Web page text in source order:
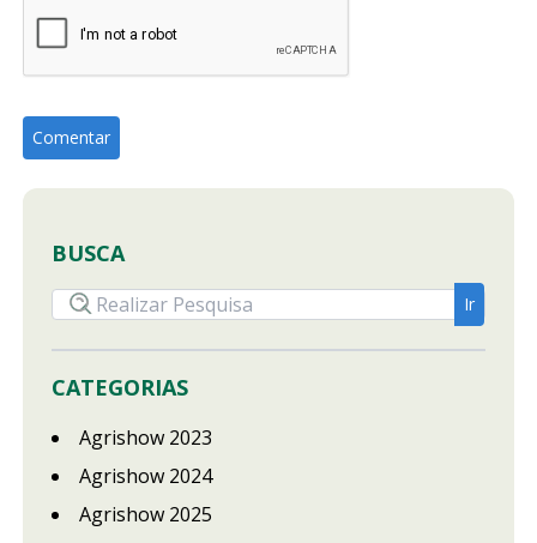
BUSCA
CATEGORIAS
Agrishow 2023
Agrishow 2024
Agrishow 2025